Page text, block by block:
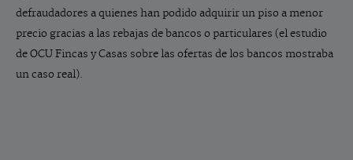
defraudadores a quienes han podido adquirir un piso a menor
precio gracias a las rebajas de bancos o particulares (el estudio
de OCU Fincas y Casas sobre las ofertas de los bancos mostraba
un caso real).